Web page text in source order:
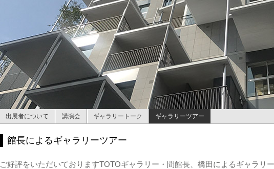
出展者について 講演会 ギャラリートーク ギャラリーツアー
館長によるギャラリーツアー
ご好評をいただいておりますTOTOギャラリー・間館長、橋田によるギャラリ